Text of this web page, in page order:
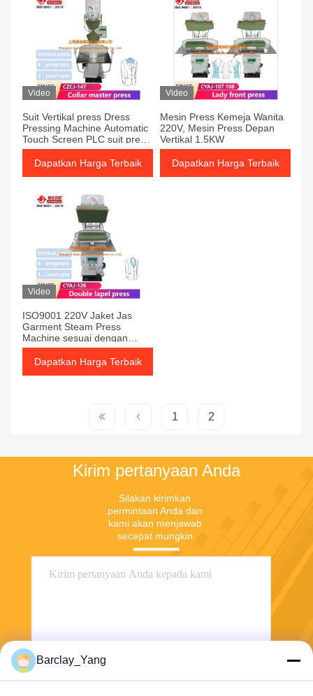
Video
Suit Vertikal press Dress
Pressing Machine Automatic
Touch Screen PLC suit press
machine
Dapatkan Harga Terbaik
Video
Mesin Press Kemeja Wanita
220V, Mesin Press Depan
Vertikal 1.5KW
Dapatkan Harga Terbaik
Video
ISO9001 220V Jaket Jas
Garment Steam Press
Machine sesuai dengan
mesin press sistem pemanas
uapDapatkan Harga Terbaik
1 2
Kirim pertanyaan Anda
Silakan kirimkan
permintaan Anda dan
kami akan menjawab
secepat mungkin.
Barclay_Yang